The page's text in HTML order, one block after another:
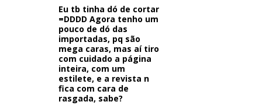
Eu tb tinha dó de cortar
=DDDD Agora tenho um
pouco de dó das
importadas, pq são
mega caras, mas aí tiro
com cuidado a página
inteira, com um
estilete, e a revista n
fica com cara de
rasgada, sabe?